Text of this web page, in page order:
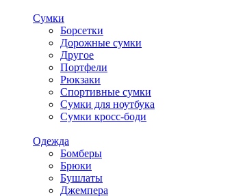
Сумки
Борсетки
Дорожные сумки
Другое
Портфели
Рюкзаки
Спортивные сумки
Сумки для ноутбука
Сумки кросс-боди
Одежда
Бомберы
Брюки
Бушлаты
Джемпера